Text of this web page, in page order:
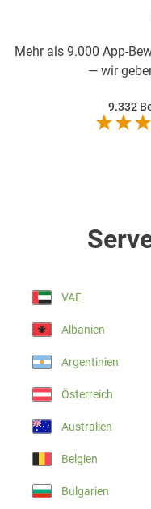
Mehr als 9.000 App-
— wir
9.332
VAE
Albanien
Argentinien
Österreich
Australien
Belgien
Bulgarien